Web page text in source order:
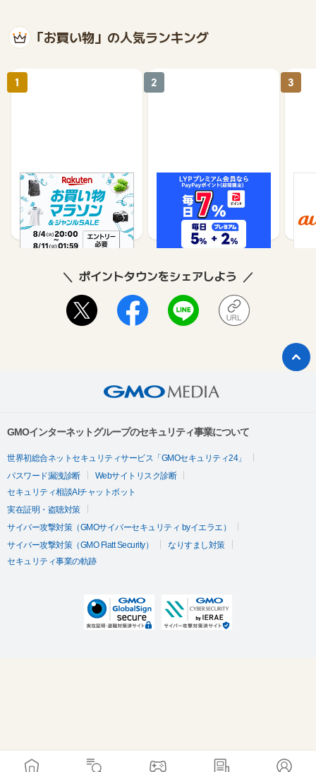
「お買い物」の人気ランキング
楽天市場
1%
1
Yahoo!ショッピング
1%
2 3
ポイントタウンをシェアしよう
GMOインターネットグループのセキュリティ事業について
世界初総合ネットセキュリティサービス「GMOセキュリティ24」
パスワード漏洩診断
Webサイトリスク診断
セキュリティ相談AIチャットボット
実在証明・盗聴対策
サイバー攻撃対策（GMOサイバーセキュリティ byイエラエ）
サイバー攻撃対策（GMO Flatt Security）
なりすまし対策
セキュリティ事業の軌跡